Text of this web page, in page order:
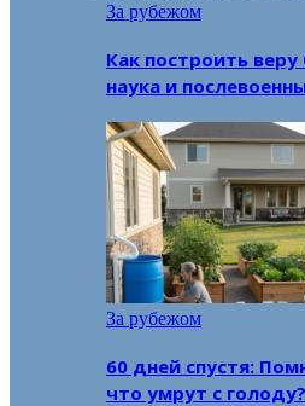
За рубежом
Как построить веру
наука и
За рубежом
60 дней спустя:
что умрут с голоду?